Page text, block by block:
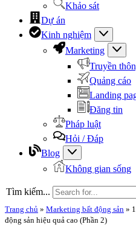
Khảo sát
Dự án
Kinh nghiệm
Marketing
Truyền
Quảng cáo
Landing
Đăng tin
Pháp luật
Hỏi / Đáp
Blog
Không gian sống
Tìm kiếm...
Trang chủ » Marketing bất động sản »
động sản hiệu quả cao (Phần 2)